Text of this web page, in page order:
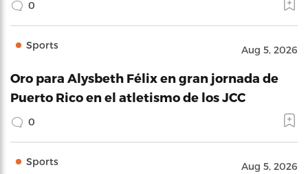
0
Sports Aug 5, 2026
Oro para Alysbeth Félix en gran jornada de
Puerto Rico en el atletismo de los JCC
0
Sports Aug 5, 2026